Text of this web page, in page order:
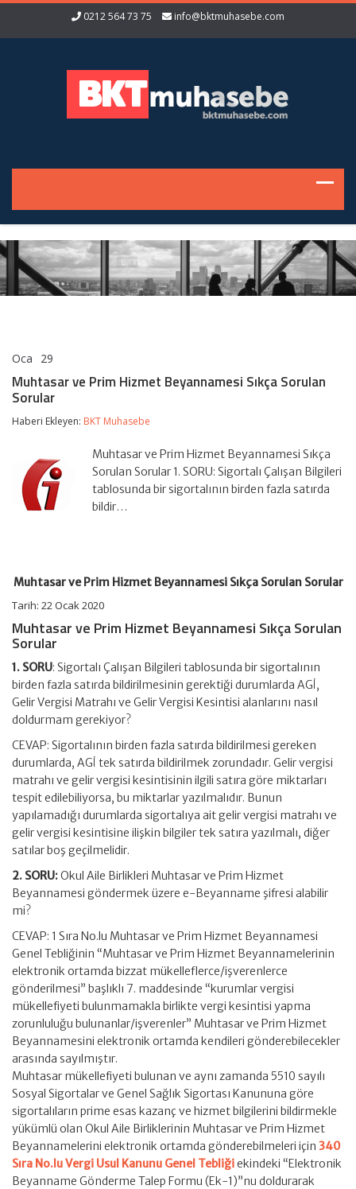
0212 564 73 75 info@bktmuhasebe.com
Oca 29
Prim
Sıkça
Sorular
Muhtasar ve Prim Hizmet Beyannamesi Sıkça Sorulan
Sorular
Haberi Ekleyen: BKT Muhasebe
Muhtasar ve Prim Hizmet Beyannamesi Sıkça
Sorulan Sorular 1. SORU: Sigortalı Çalışan Bilgileri
tablosunda bir sigortalının birden fazla satırda
bildir…
Muhtasar ve Prim Hizmet Beyannamesi Sıkça Sorulan Sorular
Tarih: 22 Ocak 2020
Muhtasar ve Prim Hizmet Beyannamesi Sıkça Sorulan
Sorular
1. SORU: Sigortalı Çalışan Bilgileri tablosunda bir sigortalının
birden fazla satırda bildirilmesinin gerektiği durumlarda AGİ,
Gelir Vergisi Matrahı ve Gelir Vergisi Kesintisi alanlarını nasıl
doldurmam gerekiyor?
CEVAP: Sigortalının birden fazla satırda bildirilmesi gereken
durumlarda, AGİ tek satırda bildirilmek zorundadır. Gelir vergisi
matrahı ve gelir vergisi kesintisinin ilgili satıra göre miktarları
tespit edilebiliyorsa, bu miktarlar yazılmalıdır. Bunun
yapılamadığı durumlarda sigortalıya ait gelir vergisi matrahı ve
gelir vergisi kesintisine ilişkin bilgiler tek satıra yazılmalı, diğer
satılar boş geçilmelidir.
2. SORU:Okul Aile Birlikleri Muhtasar ve Prim Hizmet
Beyannamesi göndermek üzere e-Beyanname şifresi alabilir
mi?
CEVAP: 1 Sıra No.lu Muhtasar ve Prim Hizmet Beyannamesi
Genel Tebliğinin “Muhtasar ve Prim Hizmet Beyannamelerinin
elektronik ortamda bizzat mükelleflerce/işverenlerce
gönderilmesi” başlıklı 7. maddesinde “kurumlar vergisi
mükellefiyeti bulunmamakla birlikte vergi kesintisi yapma
zorunluluğu bulunanlar/işverenler” Muhtasar ve Prim Hizmet
Beyannamesini elektronik ortamda kendileri gönderebilecekler
arasında sayılmıştır.
Muhtasar mükellefiyeti bulunan ve aynı zamanda 5510 sayılı
Sosyal Sigortalar ve Genel Sağlık Sigortası Kanununa göre
sigortalıların prime esas kazanç ve hizmet bilgilerini bildirmekle
yükümlü olan Okul Aile Birliklerinin Muhtasar ve Prim Hizmet
Beyannamelerini elektronik ortamda gönderebilmeleri için 340
Sıra No.lu Vergi Usul Kanunu Genel Tebliğiekindeki “Elektronik
Beyanname Gönderme Talep Formu (Ek-1)”nu doldurarak